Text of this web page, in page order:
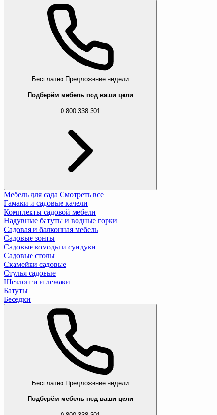
Бесплатно Предложение недели
Подберём мебель под ваши цели
0 800 338 301
Мебель для сада Смотреть все
Гамаки и садовые качели
Комплекты садовой мебели
Надувные батуты и водные горки
Садовая и балконная мебель
Садовые зонты
Садовые комоды и сундуки
Садовые столы
Скамейки садовые
Стулья садовые
Шезлонги и лежаки
Батуты
Беседки
Бесплатно Предложение недели
Подберём мебель под ваши цели